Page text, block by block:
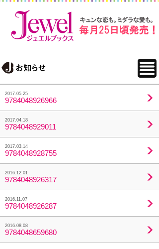
2017.05.25
9784048926966
2017.04.18
9784048929011
2017.03.14
9784048928755
2016.12.01
9784048926317
2016.11.07
9784048926287
2016.08.08
9784048659680